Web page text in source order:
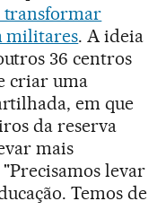
transformar
militares. A ideia
36 centros
criar uma
em que
da reserva
mais
levar
Temos de